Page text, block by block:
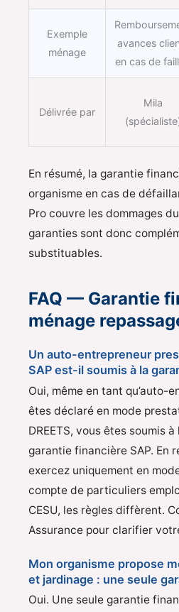
Exemple
ménage
avances
en cas de
Délivrée par
Mila
En résumé, la garantie
organisme en cas de
Pro couvre les dommages
garanties sont donc
substituables.
FAQ — Garantie
ménage
Un auto-entrepreneur
SAP est-il soumis à la
Oui, même en tant qu’auto-
êtes déclaré en mode
DREETS, vous êtes soumis
garantie financière SAP. En
exercez uniquement en
compte de particuliers
CESU, les règles diffèrent.
Assurance pour clarifier
Mon organisme propose
et jardinage : une seule
Oui. Une seule garantie